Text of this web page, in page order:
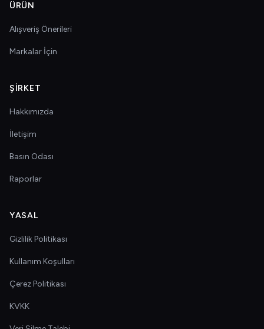
ÜRÜN
Alışveriş Önerileri
Markalar İçin
ŞIRKET
Hakkımızda
İletişim
Basın Odası
Raporlar
YASAL
Gizlilik Politikası
Kullanım Koşulları
Çerez Politikası
KVKK